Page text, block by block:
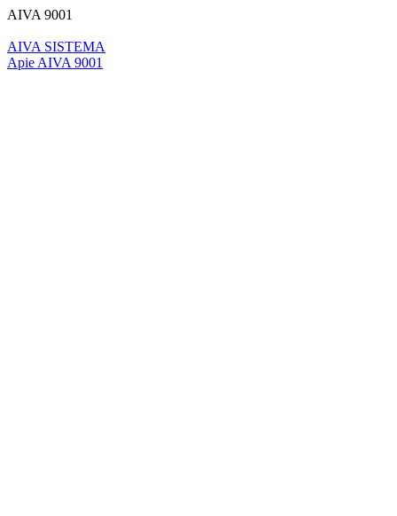
AIVA 9001
AIVA SISTEMA
Apie AIVA 9001